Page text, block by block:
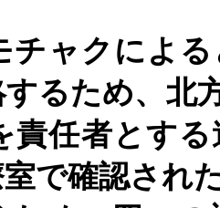
チャクによ
るため、北
責任者とす
で確認され